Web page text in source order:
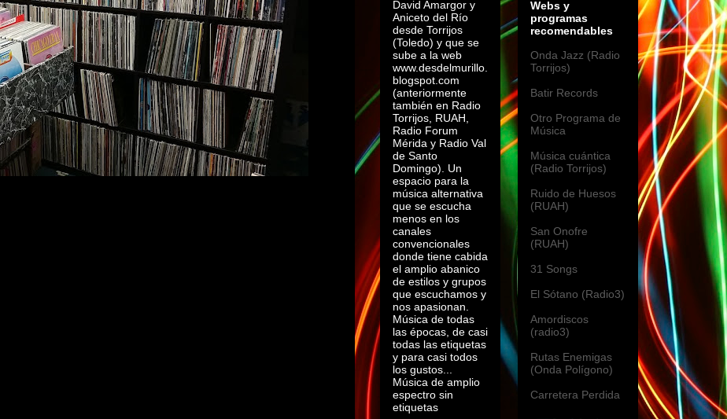
David Amargor y
Aniceto del Río
desde Torrijos
(Toledo) y que se
sube a la web
www.desdelmurillo.
blogspot.com
(anteriormente
también en Radio
Torrijos, RUAH,
Radio Forum
Mérida y Radio Val
de Santo
Domingo). Un
espacio para la
música alternativa
que se escucha
menos en los
canales
convencionales
donde tiene cabida
el amplio abanico
de estilos y grupos
que escuchamos y
nos apasionan.
Música de todas
las épocas, de casi
todas las etiquetas
y para casi todos
los gustos...
Música de amplio
espectro sin
etiquetas
Webs y
programas
recomendables
Onda Jazz (Radio
Torrijos)
Batir Records
Otro Programa de
Música
Música cuántica
(Radio Torrijos)
Ruido de Huesos
(RUAH)
San Onofre
(RUAH)
31 Songs
El Sótano (Radio3)
Amordiscos
(radio3)
Rutas Enemigas
(Onda Polígono)
Carretera Perdida